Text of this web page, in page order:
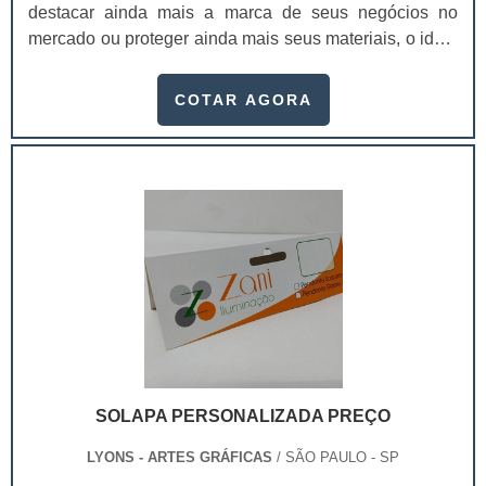
destacar ainda mais a marca de seus negócios no
mercado ou proteger ainda mais seus materiais, o ideal
algo importante para manter um bom acondicionamento
atuar como uma propaganda para a empresa, de modo
as vendas. Serviço com ótima classificação no
escolha consciente das embalagens para as ferramenta
são:Material com qualidade; Material com design
inovador;Tudo isso passa mais
segurança; Comodidade;Conveniência para o
transporte das ferramentas. É possível fabricar as
bem além da forma de guardar o produto.É fundamental
que a embalagem possua um destaque perante o
COTAR AGORA
SOLAPA PERSONALIZADA PREÇO
LYONS - ARTES GRÁFICAS / SÃO PAULO - SP